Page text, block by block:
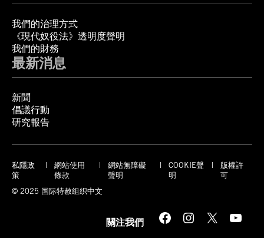
我們的治理方式
《現代奴役法》透明度聲明
我們的財務
最新消息
新聞
倡議行動
研究報告
私隱政
策
網站使用
條款
網站無障礙
聲明
COOKIE聲
明
版權許
可
© 2025 国际特赦组织中文
關注我們 Facebook Instagram X YouTube